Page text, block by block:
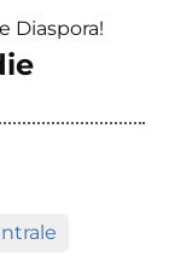
Diaspora!